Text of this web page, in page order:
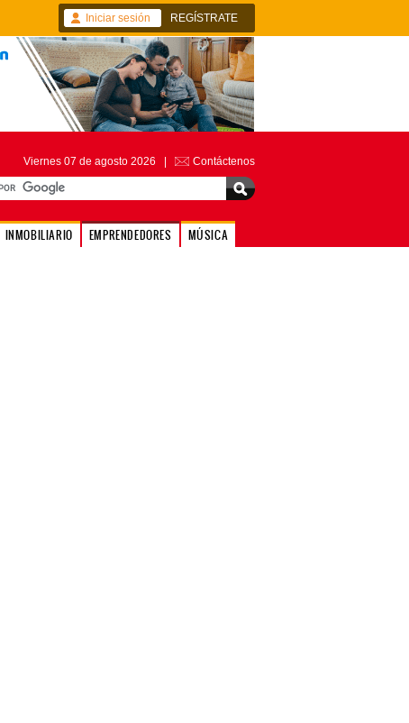
Iniciar sesión REGÍSTRATE
Viernes 07 de agosto 2026 | Contáctenos
INMOBILIARIO EMPRENDEDORES MÚSICA